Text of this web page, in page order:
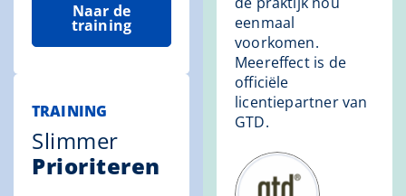
Naar de
training
TRAINING
Slimmer
Prioriteren
eenmaal
voorkomen.
Meereffect is de
officiële
licentiepartner van
GTD.